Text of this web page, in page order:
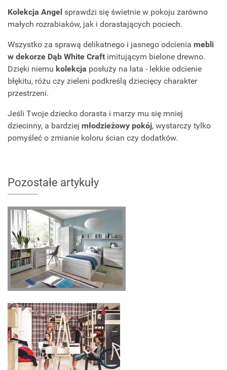
Kolekcja Angel sprawdzi się świetnie w pokoju zarówno
małych rozrabiaków, jak i dorastających pociech.
Wszystko za sprawą delikatnego i jasnego odcienia mebli
w dekorze Dąb White Craft imitującym bielone drewno.
Dzięki niemu kolekcja posłuży na lata - lekkie odcienie
błękitu, różu czy zieleni podkreślą dziecięcy charakter
przestrzeni.
Jeśli Twoje dziecko dorasta i marzy mu się mniej
dziecinny, a bardziej młodzieżowy pokój, wystarczy tylko
pomyśleć o zmianie koloru ścian czy dodatków.
Pozostałe artykuły